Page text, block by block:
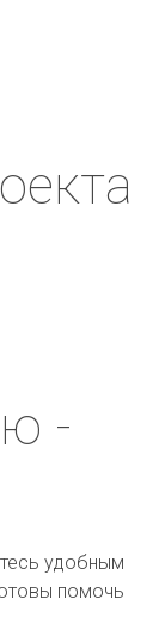
-
удобным
помочь